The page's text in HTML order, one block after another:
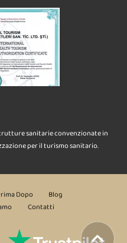
sanitarie convenzionate in
per il turismo sanitario.
Dopo
Blog
Contatti